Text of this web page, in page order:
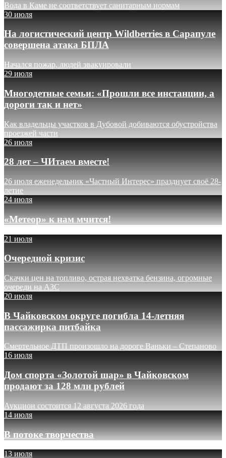
Вода в Каме не соответствует санитарным нормам
30 июля
На логистический центр Wildberries в Сарапуле
совершена атака БПЛА
Начался пожар, людей эвакуировали
29 июля
Многодетные семьи: «Прошли все инстанции, а
дороги так и нет»
Как владельцы участков в Дубовой добиваются обустройства
проезжей части
26 июля
28 лет – ЧИтаем вместе!
26 июля еженедельник «Частный Интерес» празднует своё 28-
летие
24 июля
«Метеор» к нам мчится!
21 июля
Очередной кризис
Скачки цен на топливо, острая нехватка бензина, огромные
очереди на АЗС
20 июля
В Чайковском округе погибла 14-летняя
пассажирка питбайка
Смертельное ДТП произошло на дороге Ваньки – Степаново
16 июля
Дом спорта «Золотой шар» в Чайковском
продают за 128 млн рублей
Аукцион состоится 12 августа 2026 года
14 июля
В потоке творчества
13 июля